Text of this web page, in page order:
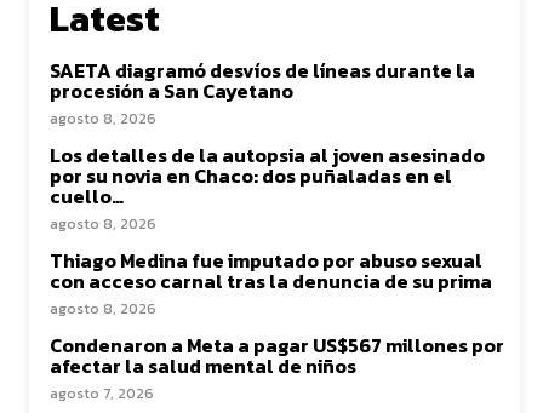
Latest
SAETA diagramó desvíos de líneas durante la
procesión a San Cayetano
agosto 8, 2026
Los detalles de la autopsia al joven asesinado
por su novia en Chaco: dos puñaladas en el
cuello…
agosto 8, 2026
Thiago Medina fue imputado por abuso sexual
con acceso carnal tras la denuncia de su prima
agosto 8, 2026
Condenaron a Meta a pagar US$567 millones por
afectar la salud mental de niños
agosto 7, 2026